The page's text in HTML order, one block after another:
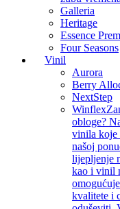
Galleria
Heritage
Essence
Four Seasons
Vinil
Aurora
Berry
NextStep
Winflex
obloge?
vinila koje
našoj
lijepljenje
kao i vinil
kvalitete i